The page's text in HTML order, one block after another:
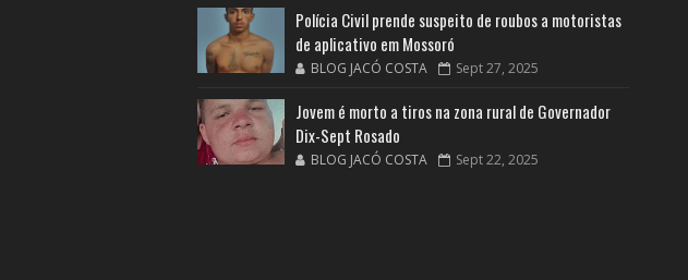
Polícia Civil prende suspeito de roubos a motoristas
de aplicativo em Mossoró
BLOG JACÓ COSTA Sept 27, 2025
Jovem é morto a tiros na zona rural de Governador
Dix-Sept Rosado
BLOG JACÓ COSTA Sept 22, 2025